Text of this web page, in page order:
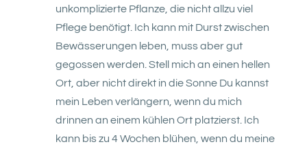
unkomplizierte Pflanze, die nicht allzu viel
Pflege benötigt. Ich kann mit Durst zwischen
Bewässerungen leben, muss aber gut
gegossen werden. Stell mich an einen hellen
Ort, aber nicht direkt in die Sonne Du kannst
mein Leben verlängern, wenn du mich
drinnen an einem kühlen Ort platzierst. Ich
kann bis zu 4 Wochen blühen, wenn du meine